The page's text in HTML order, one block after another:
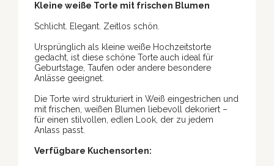
Kleine weiße Torte mit frischen Blumen
Schlicht. Elegant. Zeitlos schön.
Ursprünglich als kleine weiße Hochzeitstorte
gedacht, ist diese schöne Torte auch ideal für
Geburtstage, Taufen oder andere besondere
Anlässe geeignet.
Die Torte wird strukturiert in Weiß eingestrichen und
mit frischen, weißen Blumen liebevoll dekoriert –
für einen stilvollen, edlen Look, der zu jedem
Anlass passt.
Verfügbare Kuchensorten: